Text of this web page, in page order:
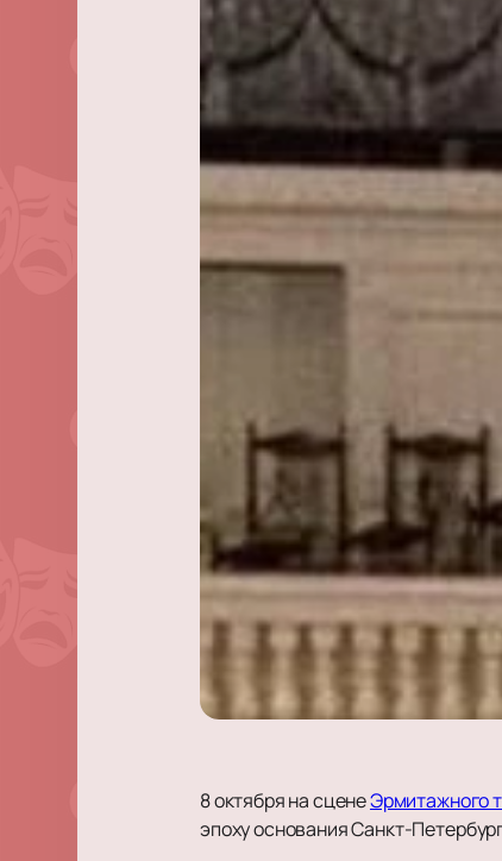
8 октября на сценеЭрмитажного
эпоху основания Санкт-